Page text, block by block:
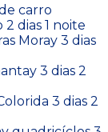
carro
dias 1 noite
Moray 3 dias
3 dias 2
3 dias 2